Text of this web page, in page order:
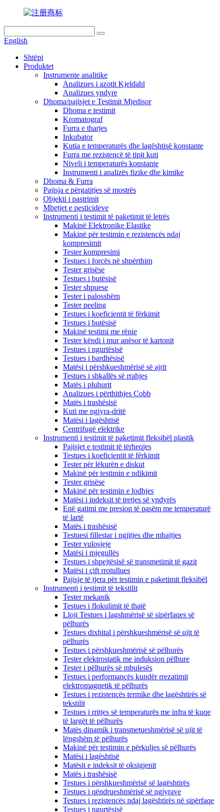
English
Shtëpi
Produktet
Instrumente analitike
Analizues i azotit Kjeldahl
Analizues yndyre
Dhoma/pajisjet e Testimit Mjedisor
Dhoma e testimit
Kromatograf
Furra e tharjes
Inkubator
Kutia e temperaturës dhe lagështisë konstante
Furra me rezistencë të tipit kuti
Niveli i temperaturës konstante
Instrumenti i analizës fizike dhe kimike
Dhoma & Furra
Pajisja e përgatitjes së mostrës
Objekti i pastrimit
Mbetjet e pesticideve
Instrumenti i testimit të paketimit të letrës
Makinë Elektronike Elastike
Makinë për testimin e rezistencës ndaj
kompresimit
Tester kompresimi
Testues i forcës në shpërthim
Tester grisëse
Testues i butësisë
Tester shpuese
Tester i palosshëm
Tester peeling
Testues i koeficientit të fërkimit
Testues i butësisë
Makinë testimi me rënie
Tester këndi i mur anësor të kartonit
Testues i ngurtësisë
Testues i bardhësisë
Matësi i përshkueshmërisë së ajrit
Testues i shkallës së rrahjes
Matës i pluhurit
Analizues i përthithjes Cobb
Matës i trashësisë
Kuti me ngjyra-dritë
Matësi i lagështisë
Centrifugë elektrike
Instrumenti i testimit të paketimit fleksibël plastik
Pajisjet e testimit të tërheqjes
Testues i koeficientit të fërkimit
Tester për lëkurën e diskut
Makinë për testimin e ndikimit
Tester grisëse
Makinë për testimin e lodhjes
Matësi i indeksit të tretjes së yndyrës
Enë gatimi me presion të pasëm me temperaturë
të lartë
Matës i trashësisë
Testuesi fillestar i ngjitjes dhe mbajtjes
Tester vulosjeje
Matësi i mjegullës
Testues i shpejtësisë së transmetimit të gazit
Matësi i çift rrotullues
Pajisje të tjera për testimin e paketimit fleksibël
Instrumenti i testimit të tekstilit
Tester mekanik
Testues i flokulimit të thatë
Lloji Testues i lagshmërisë së sipërfaqes së
pëlhurës
Testues dixhital i përshkueshmërisë së ujit të
pëlhurës
Testues i përshkueshmërisë së pëlhurës
Tester elektrostatik me induksion pëlhure
Tester i pëlhurës së mbulesës
Testues i performancës kundër rrezatimit
elektromagnetik të pëlhurës
Testues i rezistencës termike dhe lagështirës së
tekstilit
Testues i rritjes së temperaturës me infra të kuqe
të largët të pëlhurës
Matës dinamik i transmetueshmërisë së ujit të
lëngshëm të pëlhurës
Makinë për testimin e përkuljes së pëlhurës
Matësi i lagështisë
Matësit e indeksit të oksigjenit
Matës i trashësisë
Testues i përshkueshmërisë së lagështirës
Testues i qëndrueshmërisë së ngjyrave
Testues i rezistencës ndaj lagështirës në sipërfaqe
Testues i ngurtësisë